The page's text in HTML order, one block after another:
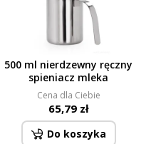
500 ml nierdzewny ręczny
spieniacz mleka
Cena dla Ciebie
65,79 zł
Do koszyka